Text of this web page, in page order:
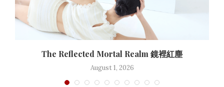
The Reflected Mortal Realm 鏡裡紅塵
August 1, 2026